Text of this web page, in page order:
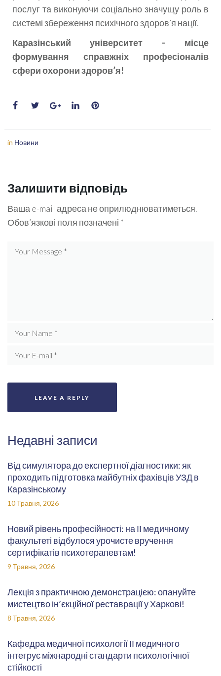
послуг та виконуючи соціально значущу роль в
системі збереження психічного здоров’я нації.
Каразінський університет – місце
формування справжніх професіоналів
сфери охорони здоров’я!
in Новини
Залишити відповідь
Ваша e-mail адреса не оприлюднюватиметься.
Обов’язкові поля позначені *
Недавні записи
Від симулятора до експертної діагностики: як
проходить підготовка майбутніх фахівців УЗД в
Каразінському
10 Травня, 2026
Новий рівень професійності: на ІІ медичному
факультеті відбулося урочисте вручення
сертифікатів психотерапевтам!
9 Травня, 2026
Лекція з практичною демонстрацією: опануйте
мистецтво ін’єкційної реставрації у Харкові!
8 Травня, 2026
Кафедра медичної психології ІІ медичного
інтегрує міжнародні стандарти психологічної
стійкості